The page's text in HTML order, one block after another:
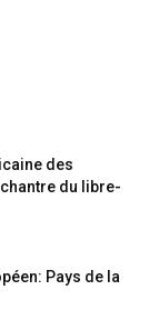
des
du libre-
Pays de la